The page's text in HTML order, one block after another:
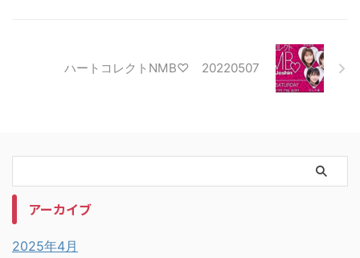
ハートコレクトNMB♡ 20220507
アーカイブ
2025年4月